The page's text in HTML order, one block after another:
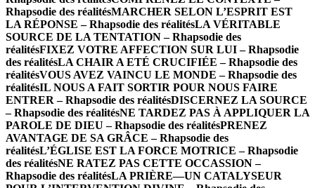
Rhapsodie des réalitésMARCHER SELON L’ESPRIT EST
LA RÉPONSE – Rhapsodie des réalitésLA VÉRITABLE
SOURCE DE LA TENTATION – Rhapsodie des
réalitésFIXEZ VOTRE AFFECTION SUR LUI – Rhapsodie
des réalitésLA CHAIR A ETÉ CRUCIFIÉE – Rhapsodie des
réalitésVOUS AVEZ VAINCU LE MONDE – Rhapsodie des
réalitésIL NOUS A FAIT SORTIR POUR NOUS FAIRE
ENTRER – Rhapsodie des réalitésDISCERNEZ LA SOURCE
– Rhapsodie des réalitésNE TARDEZ PAS À APPLIQUER LA
PAROLE DE DIEU – Rhapsodie des réalitésPRENEZ
AVANTAGE DE SA GRÂCE – Rhapsodie des
réalitésL’ÉGLISE EST LA FORCE MOTRICE – Rhapsodie
des réalitésNE RATEZ PAS CETTE OCCASSION –
Rhapsodie des réalitésLA PRIÈRE—UN CATALYSEUR